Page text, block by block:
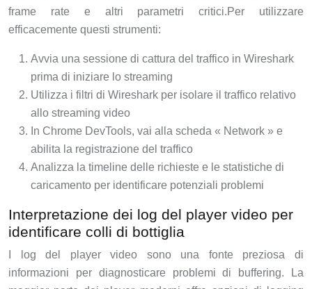
frame rate e altri parametri critici.Per utilizzare
efficacemente questi strumenti:
Avvia una sessione di cattura del traffico in Wireshark
prima di iniziare lo streaming
Utilizza i filtri di Wireshark per isolare il traffico relativo
allo streaming video
In Chrome DevTools, vai alla scheda « Network » e
abilita la registrazione del traffico
Analizza la timeline delle richieste e le statistiche di
caricamento per identificare potenziali problemi
Interpretazione dei log del player video per
identificare colli di bottiglia
I log del player video sono una fonte preziosa di
informazioni per diagnosticare problemi di buffering. La